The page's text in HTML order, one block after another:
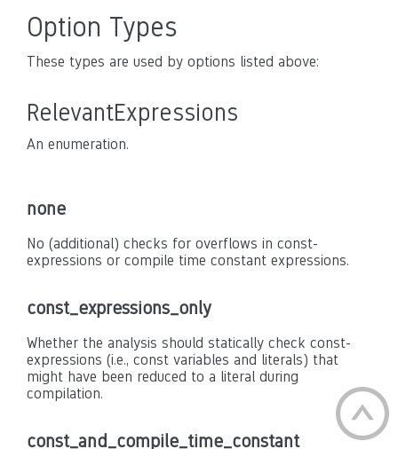
Option Types
These types are used by options listed above:
RelevantExpressions
An enumeration.
none
No (additional) checks for overflows in const-
expressions or compile time constant expressions.
const_expressions_only
Whether the analysis should statically check const-
expressions (i.e., const variables and literals) that
might have been reduced to a literal during
compilation.
const_and_compile_time_constant